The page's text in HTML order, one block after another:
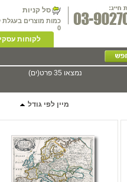
סל קניות
כמות מוצרים בעגלת
0
לקוחות
נמצאו 35 פרט(ים)
מיין לפי גודל